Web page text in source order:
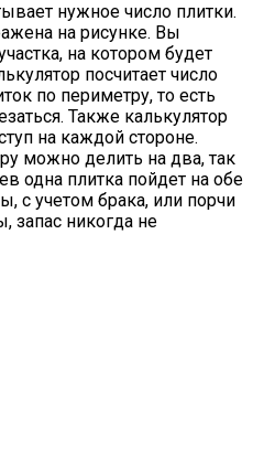
нужное число плитки.
на рисунке. Вы
на котором будет
посчитает число
по периметру, то есть
Также калькулятор
на каждой стороне.
можно делить на два, так
одна плитка пойдет на обе
с учетом брака, или порчи
запас никогда не